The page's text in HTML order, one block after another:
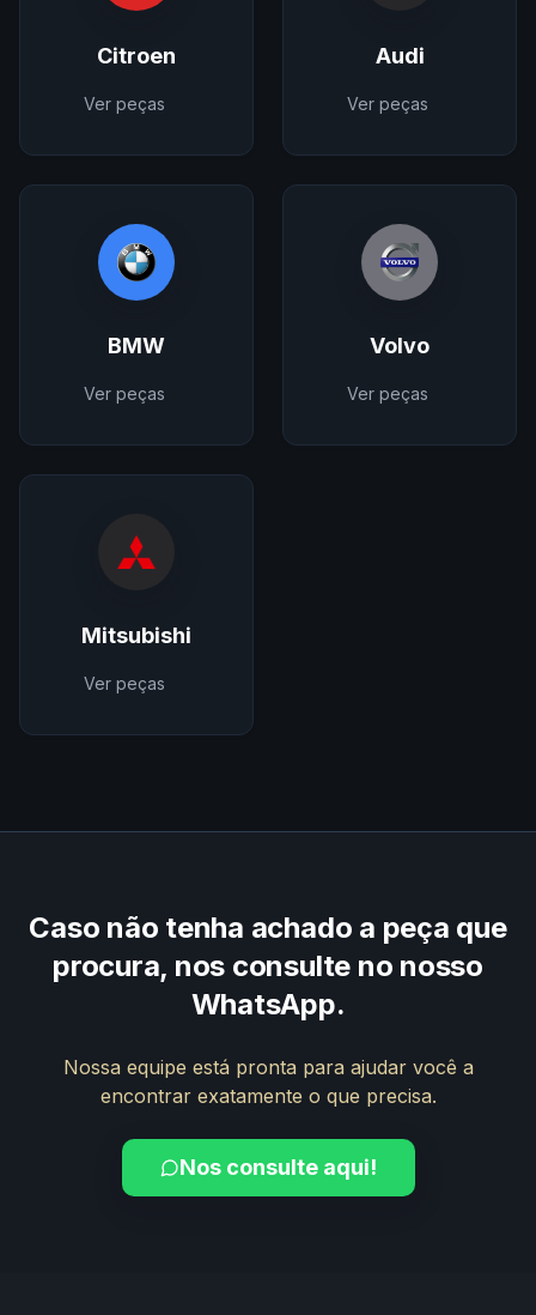
Citroen
Ver peças
Audi
Ver peças
BMW
Ver peças
Volvo
Ver peças
Mitsubishi
Ver peças
Caso não tenha achado a peça que
procura, nos consulte no nosso
WhatsApp.
Nossa equipe está pronta para ajudar você a
encontrar exatamente o que precisa.
Nos consulte aqui!